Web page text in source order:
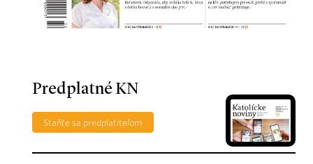
Predplatné KN
Staňte sa predplatiteľom